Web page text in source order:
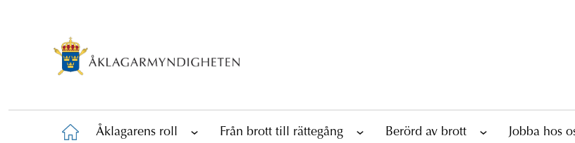
Åklagarens roll Från brott till rättegång Berörd av brott Jobba hos